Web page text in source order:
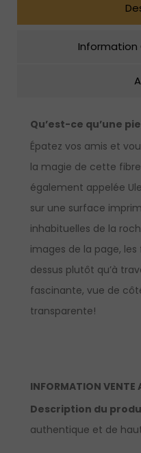
Qu’est-ce qu’une
Épatez vos amis et
la magie de cette
également appelée
sur une surface
inhabituelles de la
images de la page,
dessus plutôt qu’à
fascinante, vue de
transparente!
INFORMATION VENTE
Description du
authentique et de